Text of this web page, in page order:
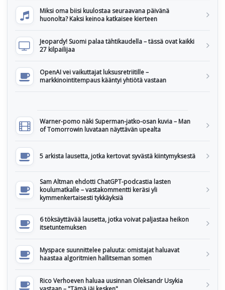
Miksi oma biisi kuulostaa seuraavana päivänä
huonolta? Kaksi keinoa katkaisee kierteen
Jeopardy! Suomi palaa tähtikaudella – tässä ovat kaikki
27 kilpailijaa
OpenAI vei vaikuttajat luksusretriitille –
markkinointitempaus kääntyi yhtiötä vastaan
Warner-pomo näki Superman-jatko-osan kuvia – Man
of Tomorrowin luvataan näyttävän upealta
5 arkista lausetta, jotka kertovat syvästä kiintymyksestä
Sam Altman ehdotti ChatGPT-podcastia lasten
koulumatkalle – vastakommentti keräsi yli
kymmenkertaisesti tykkäyksiä
6 töksäyttävää lausetta, jotka voivat paljastaa heikon
itsetuntemuksen
Myspace suunnittelee paluuta: omistajat haluavat
haastaa algoritmien hallitseman somen
Rico Verhoeven haluaa uusinnan Oleksandr Usykia